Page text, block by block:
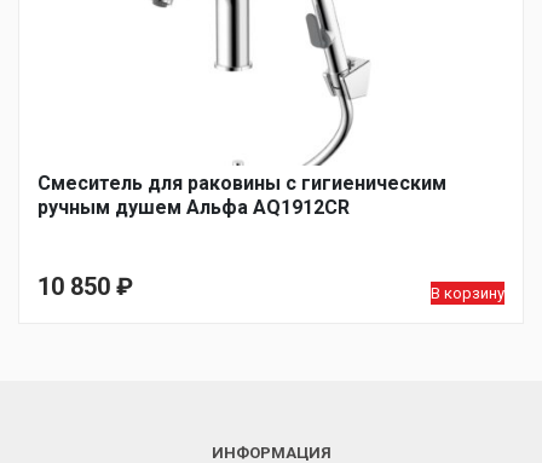
Cмеситель для раковины с гигиеническим
ручным душем Альфа AQ1912CR
10 850 ₽ В корзину
ИНФОРМАЦИЯ